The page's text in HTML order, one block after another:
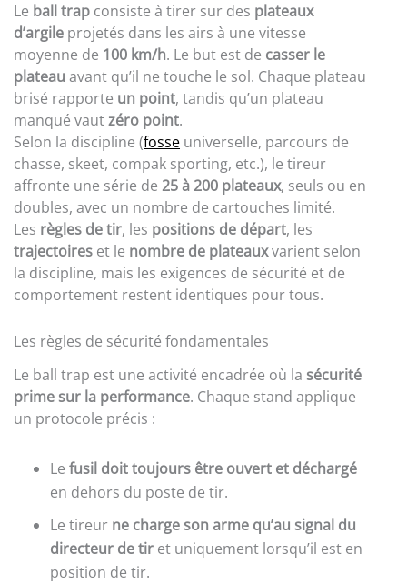
Le ball trap consiste à tirer sur des plateaux
d’argile projetés dans les airs à une vitesse
moyenne de 100 km/h. Le but est de casser le
plateau avant qu’il ne touche le sol. Chaque plateau
brisé rapporte un point, tandis qu’un plateau
manqué vautzéro point.
Selon la discipline (fosse universelle, parcours de
chasse, skeet, compak sporting, etc.), le tireur
affronte une série de 25 à 200 plateaux, seuls ou en
doubles, avec un nombre de cartouches limité.
Les règles de tir, les positions de départ, les
trajectoires et le nombre de plateauxvarient selon
la discipline, mais les exigences de sécurité et de
comportement restent identiques pour tous.
Les règles de sécurité fondamentales
Le ball trap est une activité encadrée où la sécurité
prime sur la performance. Chaque stand applique
un protocole précis :
Le fusil doit toujours être ouvert et déchargé
en dehors du poste de tir.
Le tireur ne charge son arme qu’au signal du
directeur de tir et uniquement lorsqu’il est en
position de tir.